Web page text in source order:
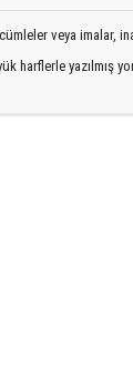
veya imalar,
harflerle yazılmış